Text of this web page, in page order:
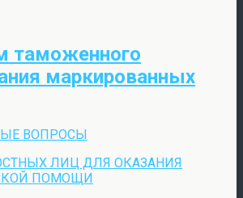
таможенного
маркированных
ВОПРОСЫ
ЛИЦ ДЛЯ ОКАЗАНИЯ
ПОМОЩИ